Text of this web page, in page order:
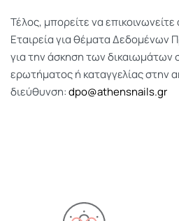
Τέλος, μπορείτε να
Εταιρεία για θέματα Δεδομένων
για την άσκηση των δικαιωμάτων
ερωτήματος ή καταγγελίας στην
διεύθυνση:dpo@athensnails.gr